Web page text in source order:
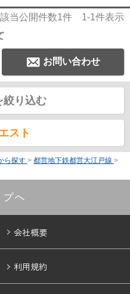
該当公開件数1件 1-1件表示
お問い合わせ
絞り込む
スト
ら探す > 都営地下鉄都営大江戸線 >
プへ
会社概要
利用規約